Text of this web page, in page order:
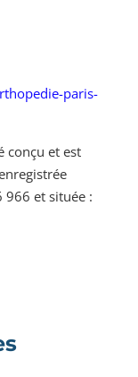
paris-
conçu et est
966 et située :